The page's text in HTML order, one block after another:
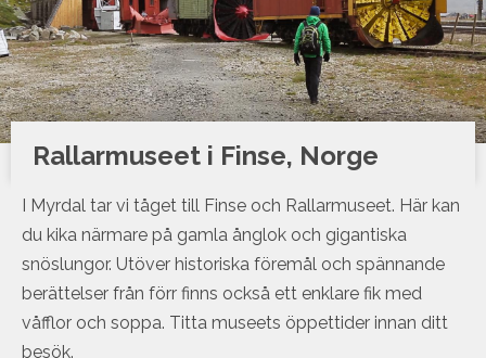
Rallarmuseet i Finse, Norge
I Myrdal tar vi tåget till Finse och Rallarmuseet. Här kan
du kika närmare på gamla ånglok och gigantiska
snöslungor. Utöver historiska föremål och spännande
berättelser från förr finns också ett enklare fik med
våfflor och soppa. Titta museets öppettider innan ditt
besök.